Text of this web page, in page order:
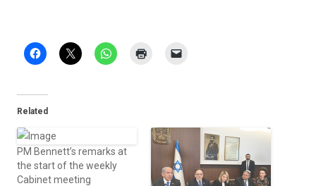
Related
PM Bennett’s remarks at
the start of the weekly
Cabinet meeting